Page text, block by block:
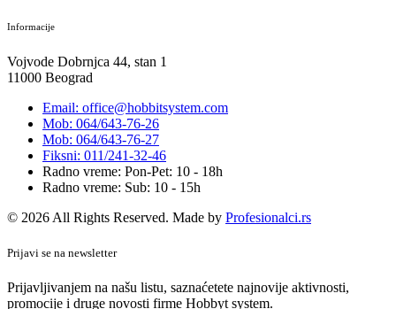
Informacije
Vojvode Dobrnjca 44, stan 1
11000 Beograd
Email: office@hobbitsystem.com
Mob: 064/643-76-26
Mob: 064/643-76-27
Fiksni: 011/241-32-46
Radno vreme: Pon-Pet: 10 - 18h
Radno vreme: Sub: 10 - 15h
© 2026 All Rights Reserved. Made by Profesionalci.rs
Prijavi se na newsletter
Prijavljivanjem na našu listu, saznaćetete najnovije aktivnosti,
promocije i druge novosti firme Hobbyt system.